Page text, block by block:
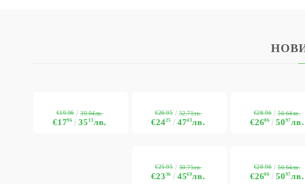
€1796 3513лв.
€19.96 39.04лв.
€2425 4743лв.
€26.95 52.71лв.
€2606 5097лв.
€28.96 56.64лв.
€2336 4569лв.
€25.95 50.75лв.
€2606 5097лв.
€28.96 56.64лв.